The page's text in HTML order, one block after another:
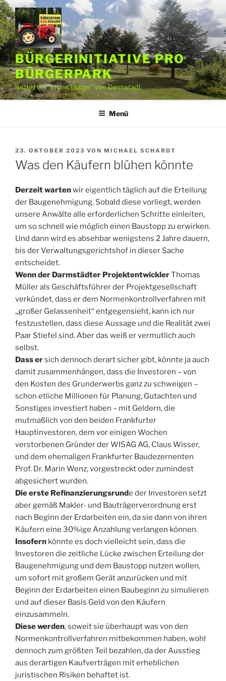
Zum
Inhalt
springen
BÜRGERINITIATIVE PRO
BÜRGERPARK
Rettet die "grüne Lunge" von Darmstadt
Menü
VERÖFFENTLICHT
AM
23. OKTOBER 2023 VON MICHAEL SCHARDT
Was den Käufern blühen könnte
Derzeit wartenwir eigentlich täglich auf die Erteilung
der Baugenehmigung. Sobald diese vorliegt, werden
unsere Anwälte alle erforderlichen Schritte einleiten,
um so schnell wie möglich einen Baustopp zu erwirken.
Und dann wird es absehbar wenigstens 2 Jahre dauern,
bis der Verwaltungsgerichtshof in dieser Sache
entscheidet.
Wenn der Darmstädter ProjektentwicklerThomas
Müller als Geschäftsführer der Projektgesellschaft
verkündet, dass er dem Normenkontrollverfahren mit
„großer Gelassenheit“ entgegensieht, kann ich nur
festzustellen, dass diese Aussage und die Realität zwei
Paar Stiefel sind. Aber das weiß er vermutlich auch
selbst.
Dass ersich dennoch derart sicher gibt, könnte ja auch
damit zusammenhängen, dass die Investoren – von
den Kosten des Grunderwerbs ganz zu schweigen –
schon etliche Millionen für Planung, Gutachten und
Sonstiges investiert haben – mit Geldern, die
mutmaßlich von den beiden Frankfurter
Hauptinvestoren, dem vor einigen Wochen
verstorbenen Gründer der WISAG AG, Claus Wisser,
und dem ehemaligen Frankfurter Baudezernenten
Prof. Dr. Marin Wenz, vorgestreckt oder zumindest
abgesichert wurden.
Die erste Refinanzierungsrunde der Investoren setzt
aber gemäß Makler- und Bauträgerverordnung erst
nach Beginn der Erdarbeiten ein, da sie dann von ihren
Käufern eine 30%ige Anzahlung verlangen können.
Insofern könnte es doch vielleicht sein, dass die
Investoren die zeitliche Lücke zwischen Erteilung der
Baugenehmigung und dem Baustopp nutzen wollen,
um sofort mit großem Gerät anzurücken und mit
Beginn der Erdarbeiten einen Baubeginn zu simulieren
und auf dieser Basis Geld von den Käufern
einzusammeln.
Diese werden, soweit sie überhaupt was von den
Normenkontrollverfahren mitbekommen haben, wohl
dennoch zum größten Teil bezahlen, da der Ausstieg
aus derartigen Kaufverträgen mit erheblichen
juristischen Risiken behaftet ist.